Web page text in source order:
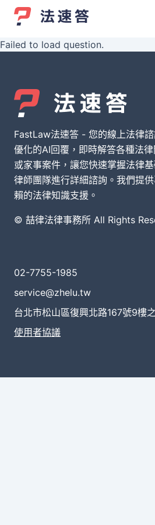
Failed to load question.
FastLaw法速答 - 您的線上法律
優化的AI回覆，即時解答各種法
或家事案件，讓您快速掌握法律
律師團隊進行詳細諮詢。我們提
賴的法律知識支援。
© 喆律法律事務所 All Rights
02-7755-1985
service@zhelu.tw
台北市松山區復興北路167號9樓
使用者協議